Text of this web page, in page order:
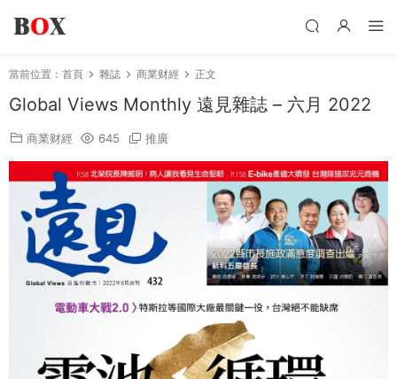
當前位置： 首頁 雜誌 商業财經 正文
Global Views Monthly 遠見雜誌 – 六月 2022
商業财經 645 推廣